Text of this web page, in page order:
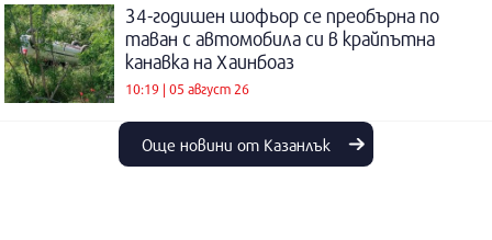
34-годишен шофьор се преобърна по
таван с автомобила си в крайпътна
канавка на Хаинбоаз
10:19 | 05 август 26
Още новини от Казанлък